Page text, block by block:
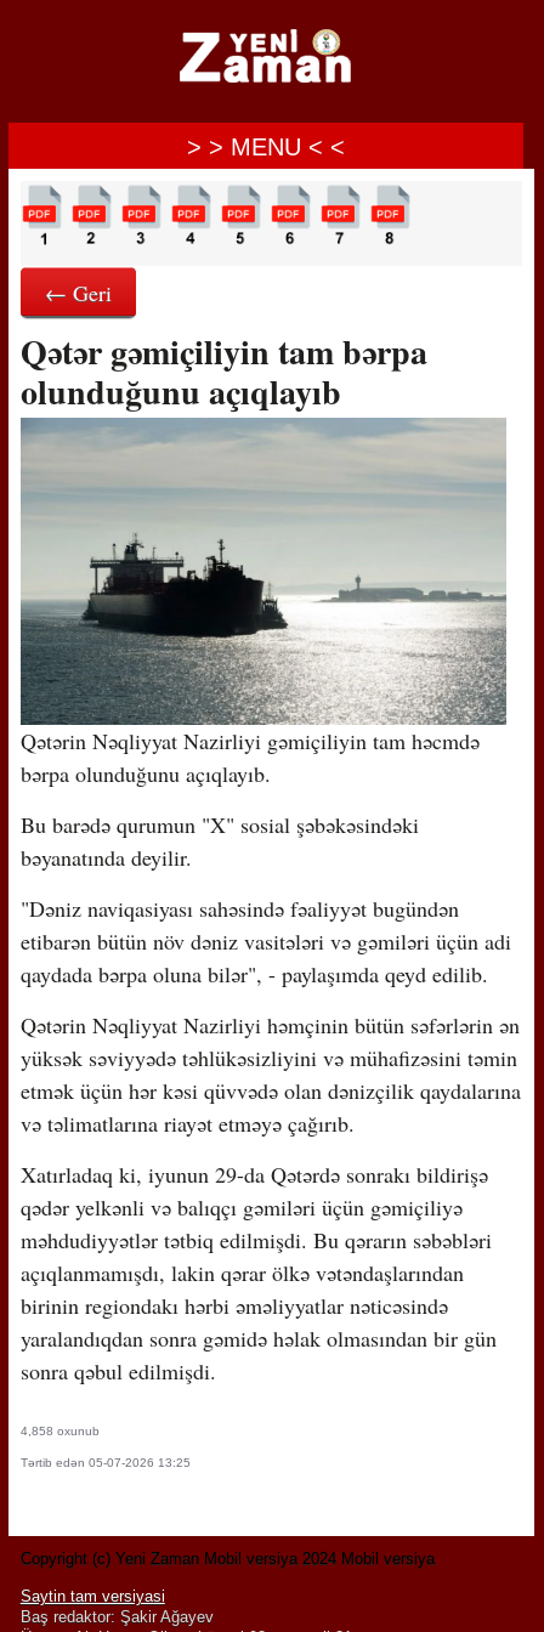
> > MENU < <
← Geri
Qətər gəmiçiliyin tam bərpa
olunduğunu açıqlayıb
Qətərin Nəqliyyat Nazirliyi gəmiçiliyin tam həcmdə
bərpa olunduğunu açıqlayıb.
Bu barədə qurumun "X" sosial şəbəkəsindəki
bəyanatında deyilir.
"Dəniz naviqasiyası sahəsində fəaliyyət bugündən
etibarən bütün növ dəniz vasitələri və gəmiləri üçün adi
qaydada bərpa oluna bilər", - paylaşımda qeyd edilib.
Qətərin Nəqliyyat Nazirliyi həmçinin bütün səfərlərin ən
yüksək səviyyədə təhlükəsizliyini və mühafizəsini təmin
etmək üçün hər kəsi qüvvədə olan dənizçilik qaydalarına
və təlimatlarına riayət etməyə çağırıb.
Xatırladaq ki, iyunun 29-da Qətərdə sonrakı bildirişə
qədər yelkənli və balıqçı gəmiləri üçün gəmiçiliyə
məhdudiyyətlər tətbiq edilmişdi. Bu qərarın səbəbləri
açıqlanmamışdı, lakin qərar ölkə vətəndaşlarından
birinin regiondakı hərbi əməliyyatlar nəticəsində
yaralandıqdan sonra gəmidə həlak olmasından bir gün
sonra qəbul edilmişdi.
4,858 oxunub
Tərtib edən 05-07-2026 13:25
Copyright (c) Yeni Zaman Mobil versiya 2024 Mobil versiya
Saytin tam versiyasi
Baş redaktor: Şakir Ağayev